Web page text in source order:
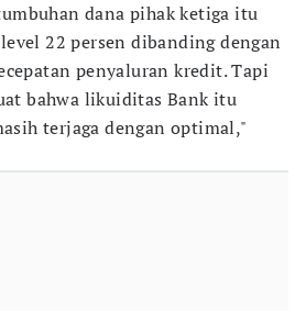
dana pihak ketiga itu
22 persen dibanding dengan
penyaluran kredit. Tapi
bahwa likuiditas Bank itu
terjaga dengan optimal,"